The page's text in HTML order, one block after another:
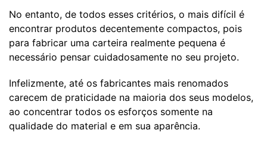
No entanto, de todos esses critérios, o mais difícil é
encontrar produtos decentemente compactos, pois
para fabricar uma carteira realmente pequena é
necessário pensar cuidadosamente no seu projeto.
Infelizmente, até os fabricantes mais renomados
carecem de praticidade na maioria dos seus modelos,
ao concentrar todos os esforços somente na
qualidade do material e em sua aparência.